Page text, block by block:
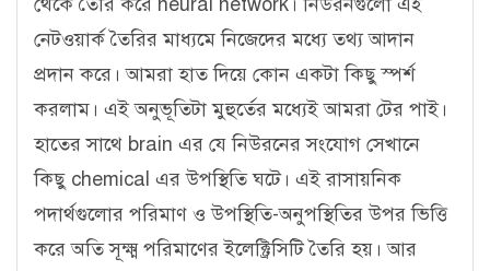
নেটওয়ার্ক তৈরির মাধ্যমে নিজেদের মধ্যে তথ্য আদান
প্রদান করে। আমরা হাত দিয়ে কোন একটা কিছু স্পর্শ
করলাম। এই অনুভূতিটা মুহুর্তের মধ্যেই আমরা টের পাই।
হাতের সাথে brain এর যে নিউরনের সংযোগ সেখানে
কিছু chemical এর উপস্থিতি ঘটে। এই রাসায়নিক
পদার্থগুলোর পরিমাণ ও উপস্থিতি-অনুপস্থিতির উপর ভিত্তি
করে অতি সূক্ষ্ম পরিমাণের ইলেক্ট্রিসিটি তৈরি হয়। আর